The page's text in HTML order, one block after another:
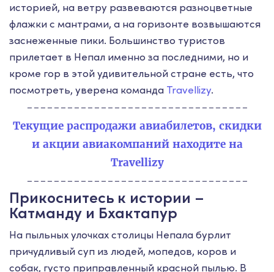
историей, на ветру развеваются разноцветные
флажки с мантрами, а на горизонте возвышаются
заснеженные пики. Большинство туристов
прилетает в Непал именно за последними, но и
кроме гор в этой удивительной стране есть, что
посмотреть, уверена команда Travellizy.
---------------------------------
Текущие распродажи авиабилетов, скидки
и акции авиакомпаний находите на
Travellizy
---------------------------------
Прикоснитесь к истории –
Катманду и Бхактапур
На пыльных улочках столицы Непала бурлит
причудливый суп из людей, мопедов, коров и
собак, густо приправленный красной пылью. В